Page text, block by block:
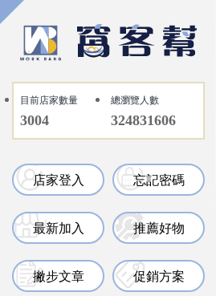
目前店家數量
3004
總瀏覽人數
324831606
店家登入 忘記密碼
最新加入 推薦好物
撇步文章 促銷方案